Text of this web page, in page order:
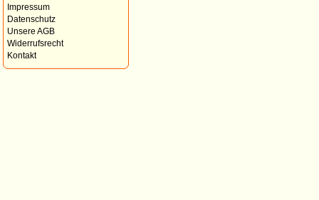
Impressum
Datenschutz
Unsere AGB
Widerrufsrecht
Kontakt